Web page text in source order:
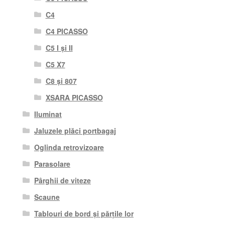
C4
C4 PICASSO
C5 I și II
C5 X7
C8 și 807
XSARA PICASSO
Iluminat
Jaluzele plăci portbagaj
Oglinda retrovizoare
Parasolare
Pârghii de viteze
Scaune
Tablouri de bord și părțile lor